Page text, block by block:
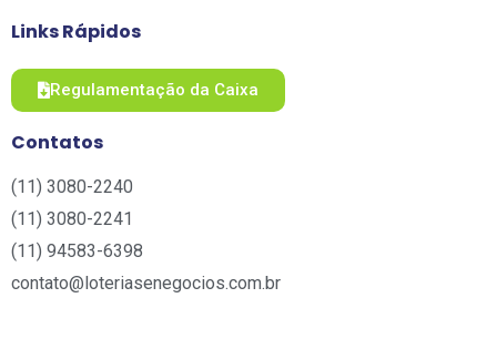
Links Rápidos
Regulamentação da Caixa
Contatos
(11) 3080-2240​
(11) 3080-2241​
(11) 94583-6398
contato@loteriasenegocios.com.br​